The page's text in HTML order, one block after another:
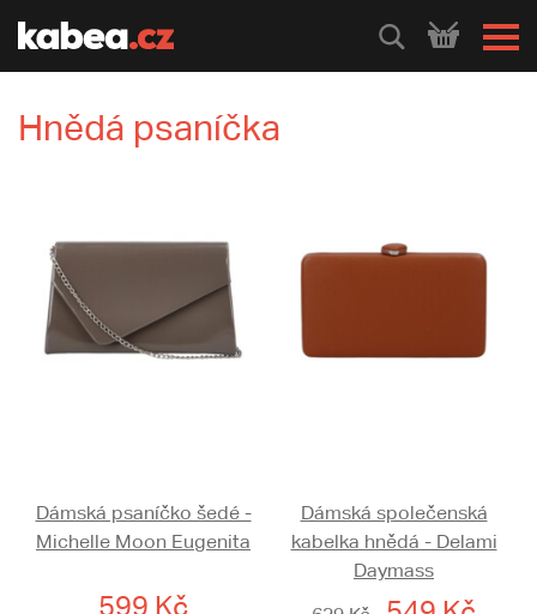
HLEDEJ
Hnědá psaníčka
Dámská psaníčko šedé -
Michelle Moon Eugenita
599 Kč
Dámská společenská
kabelka hnědá - Delami
Daymass